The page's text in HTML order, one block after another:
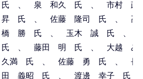
氏 、 泉 和久 氏 、 市村
昇 氏 、 佐藤 隆司 氏 、 高
橋 勝 氏 、 玉木 誠 氏 、
氏 、 藤田 明 氏 、 大越
久満 氏 、 佐藤 勇 氏 、 長
田 義昭 氏 、 渡邊 幸子 氏